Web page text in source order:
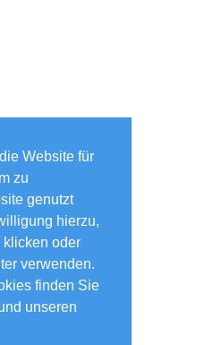
Website für
zu
genutzt
hierzu,
klicken oder
verwenden.
finden Sie
unseren